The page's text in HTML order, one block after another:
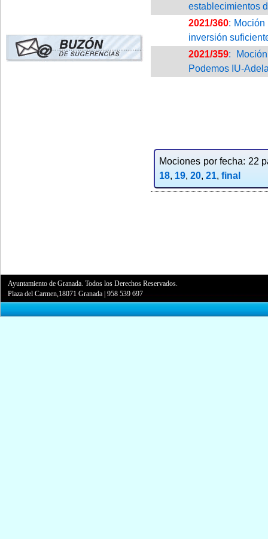
establecimientos
2021/360:
inversión
2021/359:
Podemos IU-
Mociones por fecha: 22
18, 19, 20, 21, final
Ayuntamiento de Granada. Todos los Derechos Reservados.
Plaza del Carmen,18071 Granada |958 539 697